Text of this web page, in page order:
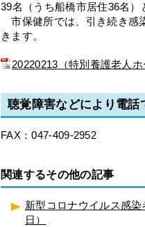
39名（うち船橋市居住36名）
市保健所では、引き続き感
きます。
20220213（特別養護老人
聴覚障害などにより電話
FAX：047-409-2952
関連するその他の記事
新型コロナウイルス感
日）